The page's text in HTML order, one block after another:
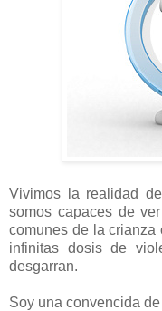
Vivimos la realidad
somos capaces de
comunes de la
infinitas dosis de
desgarran.
Soy una convencida